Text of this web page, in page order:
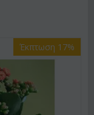
Έκπτωση 17%